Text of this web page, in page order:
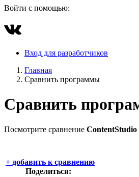
Войти с помощью:
Вход для разработчиков
Главная
Сравнить программы
Сравнить
Посмотрите сравнение ContentStudio
+ добавить к сравнению
Поделиться: